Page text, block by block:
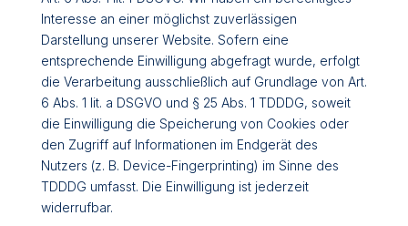
Interesse an einer möglichst zuverlässigen
Darstellung unserer Website. Sofern eine
entsprechende Einwilligung abgefragt wurde, erfolgt
die Verarbeitung ausschließlich auf Grundlage von Art.
6 Abs. 1 lit. a DSGVO und § 25 Abs. 1 TDDDG, soweit
die Einwilligung die Speicherung von Cookies oder
den Zugriff auf Informationen im Endgerät des
Nutzers (z. B. Device-Fingerprinting) im Sinne des
TDDDG umfasst. Die Einwilligung ist jederzeit
widerrufbar.